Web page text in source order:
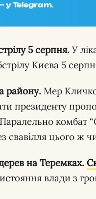
у Telegram.
5 серпня. У
Києва 5
району. Мер
президенту
комбат
свавілля цього ж
на Теремках.
влади з